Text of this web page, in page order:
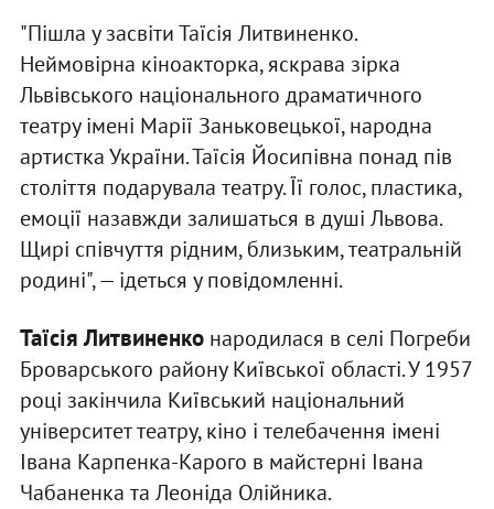
"Пішла у засвіти Таїсія Литвиненко.
Неймовірна кіноакторка, яскрава зірка
Львівського національного драматичного
театру імені Марії Заньковецької, народна
артистка України. Таїсія Йосипівна понад пів
століття подарувала театру. Її голос, пластика,
емоції назавжди залишаться в душі Львова.
Щирі співчуття рідним, близьким, театральній
родині", — ідеться у повідомленні.
Таїсія Литвиненконародилася в селі Погреби
Броварського району Київської області. У 1957
році закінчила Київський національний
університет театру, кіно і телебачення імені
Івана Карпенка-Карого в майстерні Івана
Чабаненка та Леоніда Олійника.